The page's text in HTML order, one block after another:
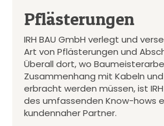
Pflästerungen
IRH BAU GmbH verlegt und
Art von Pflästerungen und
Überall dort, wo
Zusammenhang mit Kabeln
erbracht werden müssen, ist
des umfassenden Know-hows
kundennaher Partner.